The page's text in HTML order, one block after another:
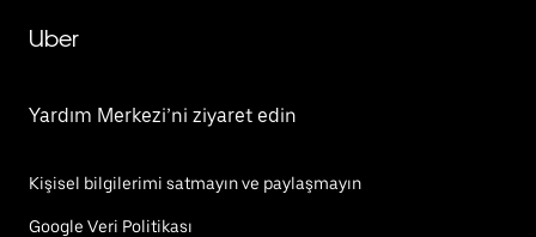
Uber
Yardım Merkezi’ni ziyaret edin
Kişisel bilgilerimi satmayın ve paylaşmayın
Google Veri Politikası